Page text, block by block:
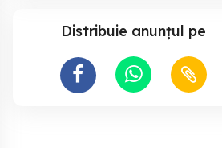
Distribuie anunțul pe